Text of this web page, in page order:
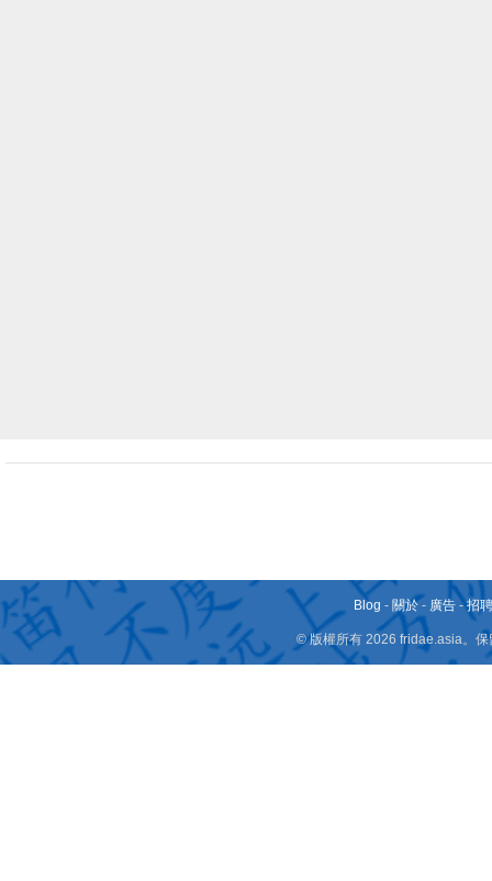
Blog - 關於 - 廣告 -招
© 版權所有 2026 fridae.asia。